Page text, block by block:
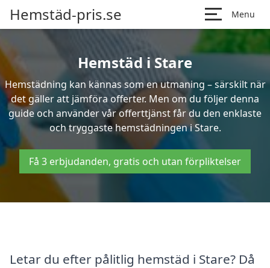
Hemstäd-pris.se Menu
Hemstäd i Stare
Hemstädning kan kännas som en utmaning – särskilt när
det gäller att jämföra offerter. Men om du följer denna
guide och använder vår offerttjänst får du den enklaste
och tryggaste hemstädningen i Stare.
Få 3 erbjudanden, gratis och utan förpliktelser
Letar du efter pålitlig hemstäd i Stare? Då